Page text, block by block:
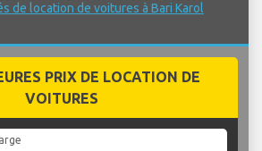
de location de voitures à Bari Karol
PRIX DE LOCATION DE
VOITURES